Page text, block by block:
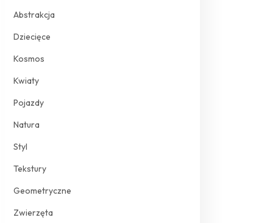
Abstrakcja
Dziecięce
Kosmos
Kwiaty
Pojazdy
Natura
Styl
Tekstury
Geometryczne
Zwierzęta